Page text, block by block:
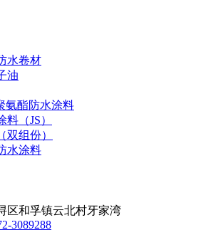
水卷材
油
氨酯防水涂料
（JS）
双组份）
水涂料
区和孚镇云北村牙家湾
3089288